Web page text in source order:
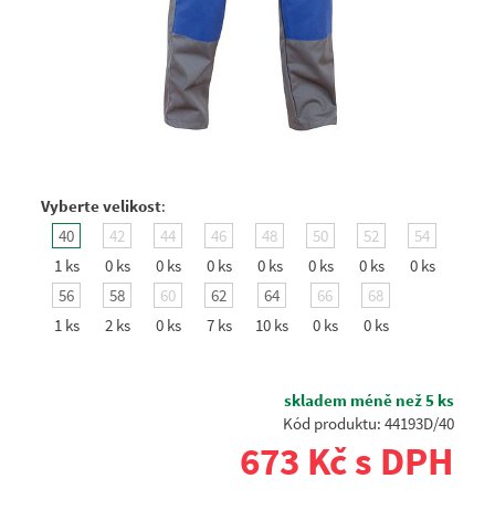
Vyberte velikost:
40
1 ks
42
0 ks
44
0 ks
46
0 ks
48
0 ks
50
0 ks
52
0 ks
54
0 ks
56
1 ks
58
2 ks
60
0 ks
62
7 ks
64
10 ks
66
0 ks
68
0 ks
skladem méně než 5 ks
Kód produktu: 44193D/40
673 Kč s DPH